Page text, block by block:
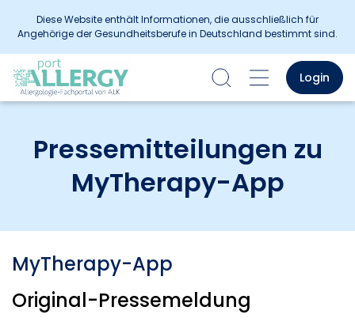
Diese Website enthält Informationen, die ausschließlich für
Angehörige der Gesundheitsberufe in Deutschland bestimmt sind.
Login
Pressemitteilungen zu
MyTherapy-App
MyTherapy-App
Original-Pressemeldung